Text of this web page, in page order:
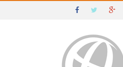
IGUAÍ E SUDOESTE DA